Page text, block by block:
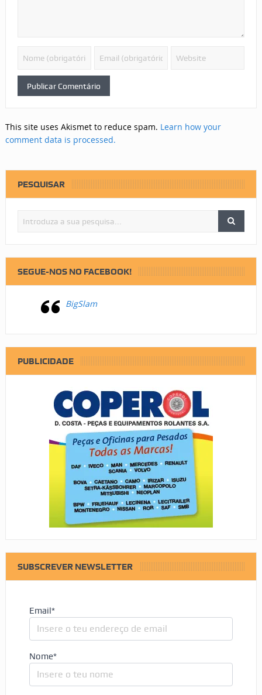
This site uses Akismet to reduce spam. Learn how your
comment data is processed.
PESQUISAR
SEGUE-NOS NO FACEBOOK!
BigSlam
PUBLICIDADE
SUBSCREVER NEWSLETTER
Email*
Nome*